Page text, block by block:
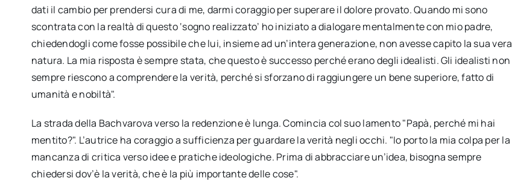
dati il cambio per prendersi cura di me, darmi coraggio per superare il dolore provato. Quando mi sono
scontrata con la realtà di questo ‘sogno realizzato’ ho iniziato a dialogare mentalmente con mio padre,
chiedendogli come fosse possibile che lui, insieme ad un’intera generazione, non avesse capito la sua vera
natura. La mia risposta è sempre stata, che questo è successo perché erano degli idealisti. Gli idealisti non
sempre riescono a comprendere la verità, perché si sforzano di raggiungere un bene superiore, fatto di
umanità e nobiltà".
La strada della Bachvarova verso la redenzione è lunga. Comincia col suo lamento "Papà, perché mi hai
mentito?". L’autrice ha coraggio a sufficienza per guardare la verità negli occhi. "Io porto la mia colpa per la
mancanza di critica verso idee e pratiche ideologiche. Prima di abbracciare un’idea, bisogna sempre
chiedersi dov’è la verità, che è la più importante delle cose".